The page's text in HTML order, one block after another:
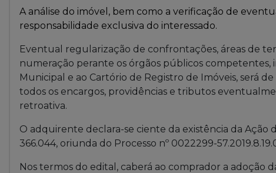
A análise do imóvel, bem como a verificação de
responsabilidade exclusiva do interessado.
Eventual regularização de confrontações, áreas de
numeração perante os órgãos públicos competentes,
Municipal e ao Cartório de Registro de Imóveis, será
todos os encargos, providências e tributos
retroativa.
O adquirente declara-se ciente da existência da Ação
366.044, oriunda do Processo nº 0022299-
Nos termos do edital, caberá ao comprador a adoção